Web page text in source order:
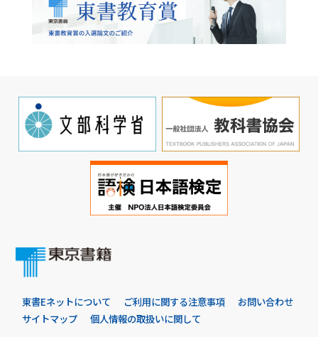
東書Eネットについて ご利用に関する注意事項
お問い合わせ
サイトマップ
個人情報の取扱いに関して